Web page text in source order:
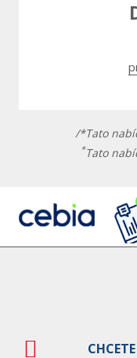
/*Tato
*Tato